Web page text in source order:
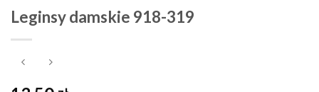
Leginsy damskie 918-319